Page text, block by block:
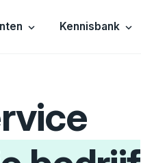
Kennisbank